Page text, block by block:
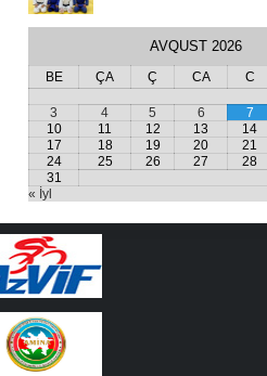
AVQUST 2026
BE ÇA Ç CA C
3
4 5 6 7
10
11 12 13 14
17
18 19 20 21
24
25 26 27 28
31
« İyl